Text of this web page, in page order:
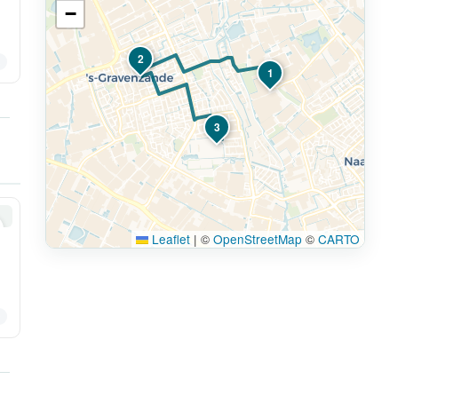
1
2
3
−
Leaflet | © OpenStreetMap © CARTO